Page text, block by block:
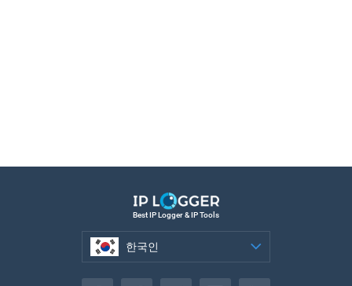
Best IP Logger & IP Tools
한국인
한국인